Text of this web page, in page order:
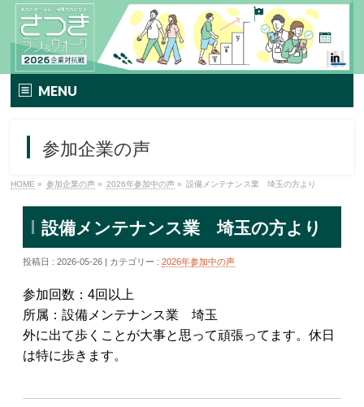
MENU
エントリー方法
TIPNESSメニュー
参加特典
参加企業の声
HOME » 参加企業の声 » 2026年参加中の声 » 設備メンテナンス業 埼玉の方より
設備メンテナンス業 埼玉の方より
投稿日 : 2026-05-26 | カテゴリー :2026年参加中の声
参加回数：4回以上
所属：設備メンテナンス業 埼玉
外に出て歩くことが大事と思って頑張ってます。休日
は特に歩きます。